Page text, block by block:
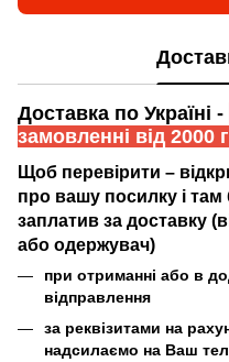
Доставка по Україні -
замовленні від 2000
Щоб перевірити –
про вашу посилку і там
заплатив за доставку
або одержувач)
при отриманні або в
відправлення
за реквізитами на
надсилаємо на Ваш